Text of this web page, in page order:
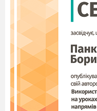
Перші живі
приблизно
Фотосинтез
сонячної
Гриби
речовини з
Верхня
проходити
Перші живі